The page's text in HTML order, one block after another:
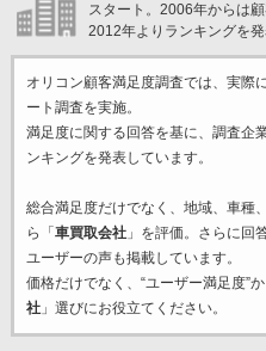
スタート。2006年からは
2012年よりランキングを発
オリコン顧客満足度調査では、実際
ート調査を実施。
満足度に関する回答を基に、調査企
ンキングを発表しています。
総合満足度だけでなく、地域、車種
ら「 車買取会社」を評価。さらに回
ユーザーの声も掲載しています。
価格だけでなく、“ユーザー満足度”
社」選びにお役立てください。